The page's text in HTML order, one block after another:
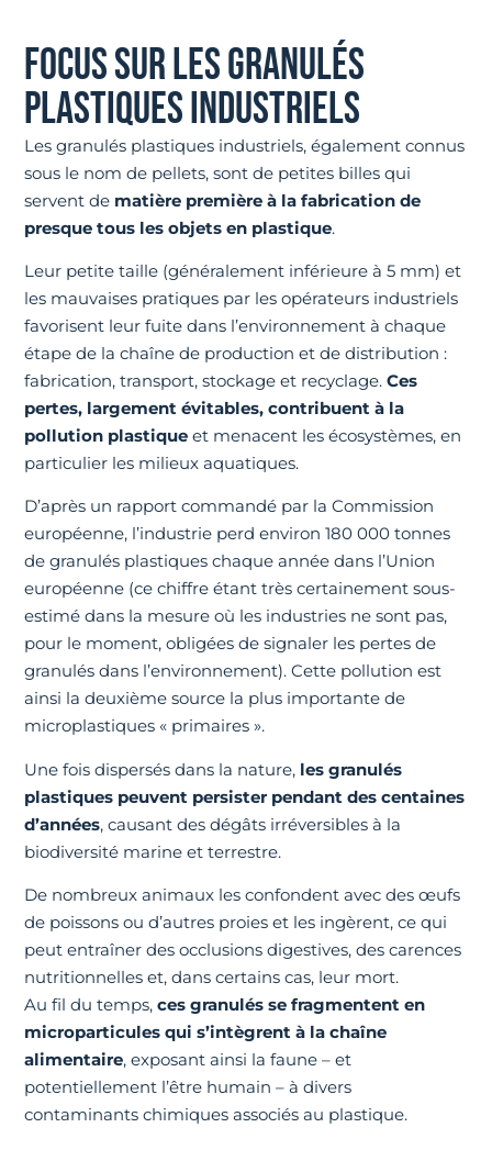
FOCUS SUR LES GRANULÉS
PLASTIQUES INDUSTRIELS
Les granulés plastiques industriels, également connus
sous le nom de pellets, sont de petites billes qui
servent de matière première à la fabrication de
presque tous les objets en plastique.
Leur petite taille (généralement inférieure à 5 mm) et
les mauvaises pratiques par les opérateurs industriels
favorisent leur fuite dans l’environnement à chaque
étape de la chaîne de production et de distribution :
fabrication, transport, stockage et recyclage.Ces
pertes, largement évitables, contribuent à la
pollution plastique et menacent les écosystèmes, en
particulier les milieux aquatiques.
D’après un rapport commandé par la Commission
européenne, l’industrie perd environ 180 000 tonnes
de granulés plastiques chaque année dans l’Union
européenne (ce chiffre étant très certainement sous-
estimé dans la mesure où les industries ne sont pas,
pour le moment, obligées de signaler les pertes de
granulés dans l’environnement). Cette pollution est
ainsi la deuxième source la plus importante de
microplastiques « primaires ».
Une fois dispersés dans la nature, les granulés
plastiques peuvent persister pendant des centaines
d’années, causant des dégâts irréversibles à la
biodiversité marine et terrestre.
De nombreux animaux les confondent avec des œufs
de poissons ou d’autres proies et les ingèrent, ce qui
peut entraîner des occlusions digestives, des carences
nutritionnelles et, dans certains cas, leur mort.
Au fil du temps,ces granulés se fragmentent en
microparticules qui s’intègrent à la chaîne
alimentaire, exposant ainsi la faune – et
potentiellement l’être humain – à divers
contaminants chimiques associés au plastique.